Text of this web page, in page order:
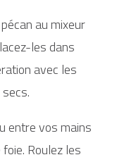
au mixeur
les dans
avec les
entre vos mains
Roulez les